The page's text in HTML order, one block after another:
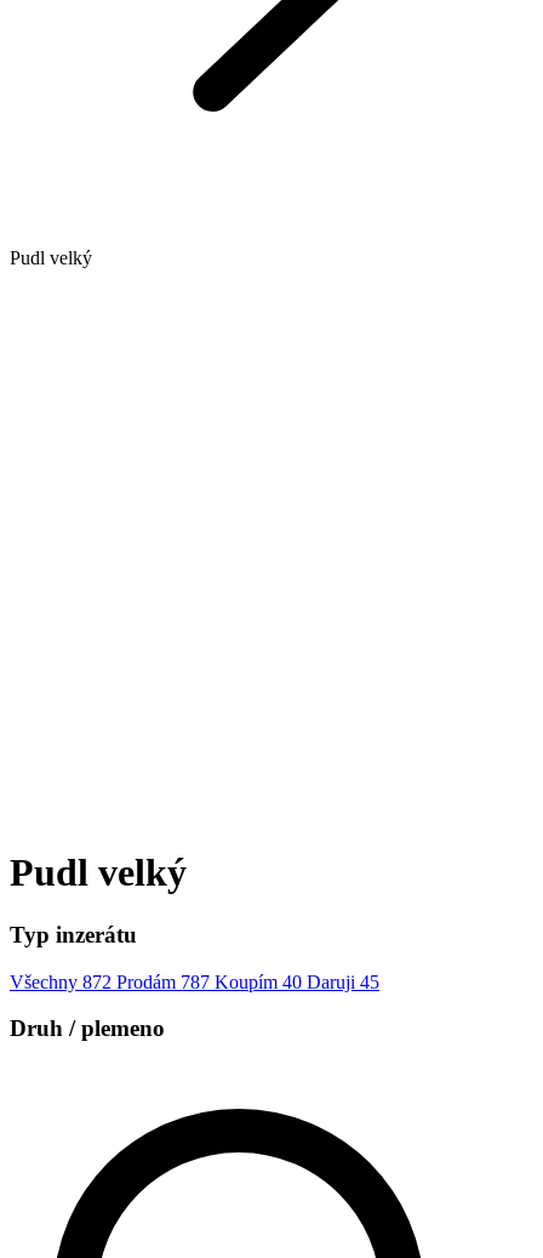
Pudl velký
Pudl velký
Typ inzerátu
Všechny 872 Prodám 787 Koupím 40 Daruji 45
Druh / plemeno